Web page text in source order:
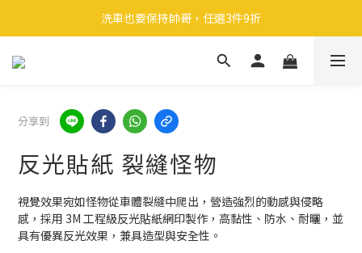
🎉 全館滿 599 免運（台灣本島）下單後 2 個工作天內寄出
洗車也要保持帥哥，任選3件9折
領取40元購物金
分享到
反光貼紙 裂縫怪物
視覺效果宛如怪物從車體裂縫中爬出，營造強烈的動感與侵略
感，採用 3M 工程級反光貼紙網印製作，高黏性、防水、耐曬，並
具有優異反光效果，兼具造型與安全性。